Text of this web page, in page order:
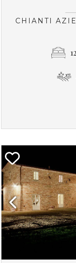
CHIANTI
12
Previous